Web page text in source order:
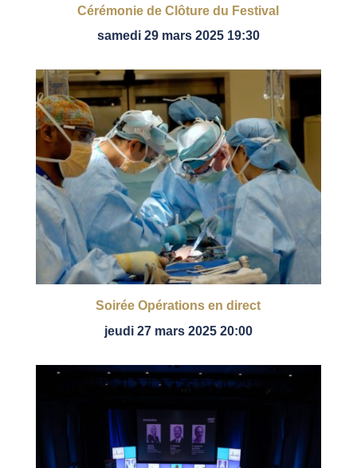
Cérémonie de Clôture du Festival
samedi 29 mars 2025 19:30
Soirée Opérations en direct
jeudi 27 mars 2025 20:00